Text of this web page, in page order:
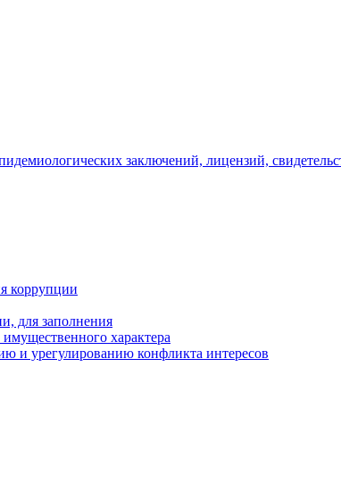
заключений, лицензий,
коррупции
для заполнения
характера
и урегулированию конфликта интересов